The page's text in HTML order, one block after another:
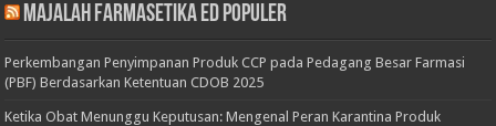
Majalah Farmasetika Ed Populer
Perkembangan Penyimpanan Produk CCP pada Pedagang Besar Farmasi
(PBF) Berdasarkan Ketentuan CDOB 2025
Ketika Obat Menunggu Keputusan: Mengenal Peran Karantina Produk